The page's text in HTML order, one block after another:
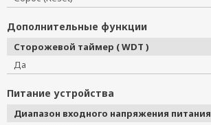
Дополнительные функции
Сторожевой таймер ( WDT )
Да
Питание устройства
Диапазон входного напряжения питания